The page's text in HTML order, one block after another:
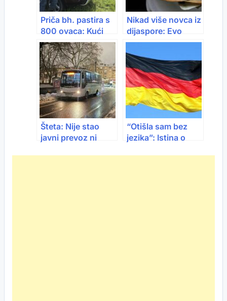
Priča bh. pastira s
800 ovaca: Kući
nije bio već šest
mjeseci, preživio
tešku zimu…
Nikad više novca iz
dijaspore: Evo
koliko je stiglo
Šteta: Nije stao
javni prevoz ni
“Otišla sam bez
jezika”: Istina o